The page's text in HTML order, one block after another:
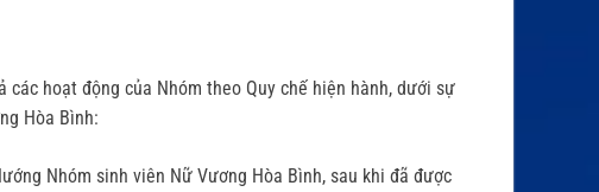
hoạt động của Nhóm theo Quy chế hiện hành, dưới sự
Hòa Bình:
Nhóm sinh viên Nữ Vương Hòa Bình, sau khi đã được